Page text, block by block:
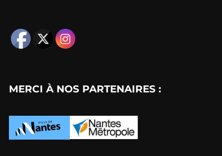
MERCI À NOS PARTENAIRES :